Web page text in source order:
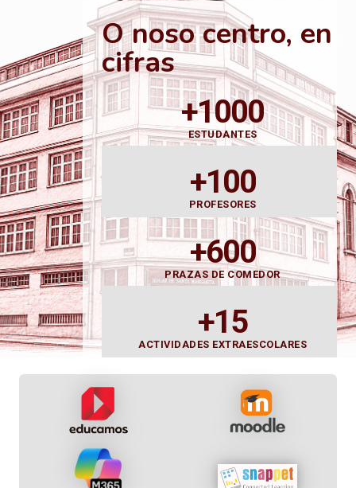
O noso centro, en
cifras
+1000
ESTUDANTES
+100
PROFESORES
+600
PRAZAS DE COMEDOR
+15
ACTIVIDADES EXTRAESCOLARES